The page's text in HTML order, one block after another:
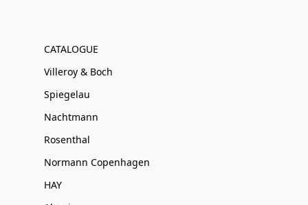
CATALOGUE
Villeroy & Boch
Spiegelau
Nachtmann
Rosenthal
Normann Copenhagen
HAY